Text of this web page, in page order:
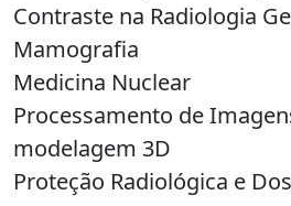
Contraste na Radiologia
Mamografia
Medicina Nuclear
Processamento de
modelagem 3D
Proteção Radiológica e